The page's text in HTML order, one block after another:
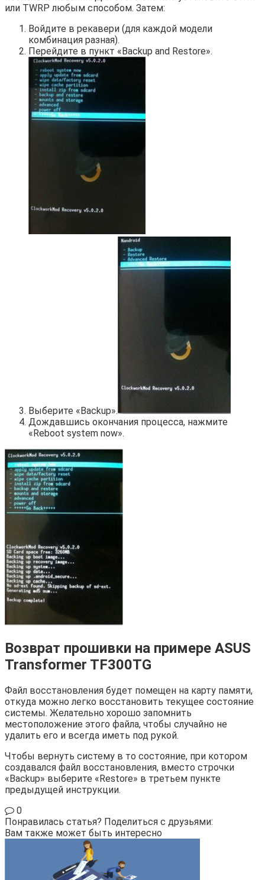
или TWRP любым способом. Затем:
Войдите в рекавери (для каждой модели
комбинация разная).
Перейдите в пункт «Backup and Restore».
Выберите «Backup».
Дождавшись окончания процесса, нажмите
«Reboot system now».
Возврат прошивки на примере ASUS
Transformer TF300TG
Файл восстановления будет помещен на карту памяти,
откуда можно легко восстановить текущее состояние
системы. Желательно хорошо запомнить
местоположение этого файла, чтобы случайно не
удалить его и всегда иметь под рукой.
Чтобы вернуть систему в то состояние, при котором
создавался файл восстановления, вместо строчки
«Backup» выберите «Restore» в третьем пункте
предыдущей инструкции.
0
Понравилась статья? Поделиться с друзьями:
Вам также может быть интересно